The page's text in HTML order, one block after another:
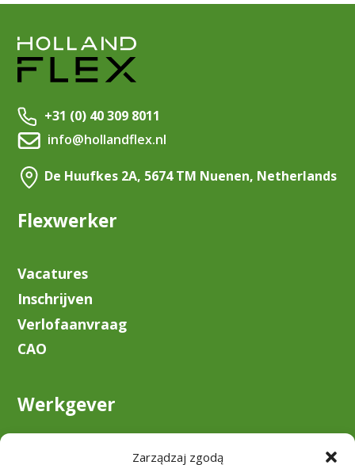
Zarządzaj zgodą
+31 (0) 40 309 8011
info@hollandflex.nl
De Huufkes 2A, 5674 TM Nuenen, Netherlands
Flexwerker
Vacatures
Inschrijven
Verlofaanvraag
CAO
Werkgever